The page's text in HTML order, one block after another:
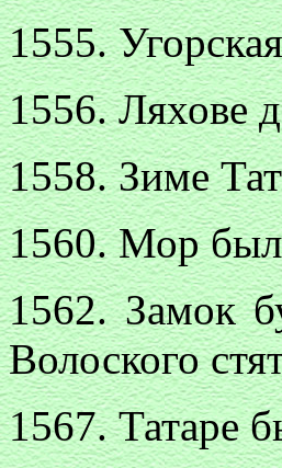
1555.
1556. Ляхове
1558. Зиме
1560. Мор был
1562. Замок
Волоского
1567. Татаре